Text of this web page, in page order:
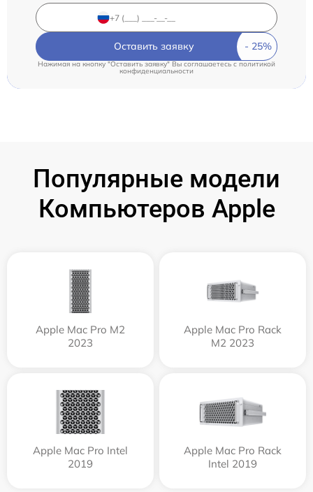
Оставить заявку
Нажимая на кнопку "Оставить заявку" Вы соглашаетесь cполитикой
конфиденциальности
Популярные модели
Компьютеров Apple
Apple Mac Pro M2
2023
Apple Mac Pro Rack
M2 2023
Apple Mac Pro Intel
2019
Apple Mac Pro Rack
Intel 2019